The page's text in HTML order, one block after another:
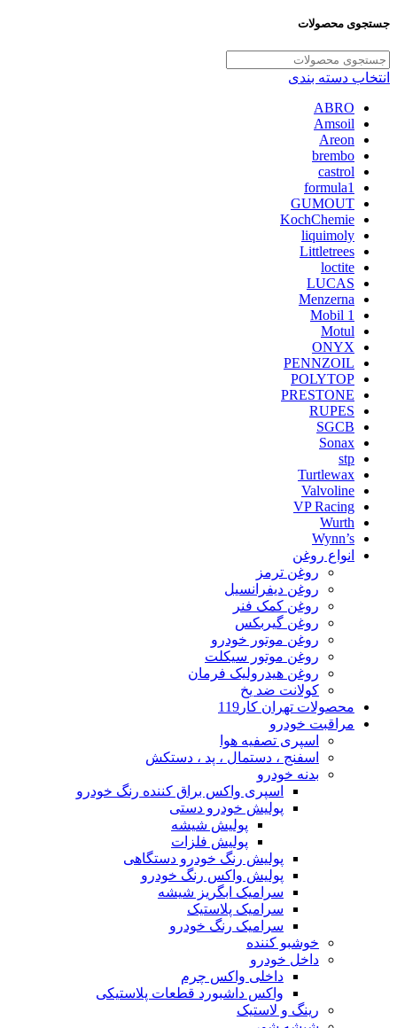
جستجوی محصولات
انتخاب دسته بندی
ABRO
Amsoil
Areon
brembo
castrol
formula1
GUMOUT
KochChemie
liquimoly
Littletrees
loctite
LUCAS
Menzerna
Mobil 1
Motul
ONYX
PENNZOIL
POLYTOP
PRESTONE
RUPES
SGCB
Sonax
stp
Turtlewax
Valvoline
VP Racing
Wurth
Wynn’s
انواع روغن
روغن ترمز
روغن دیفرانسیل
روغن کمک فنر
روغن گیربکس
روغن موتور خودرو
روغن موتور سیکلت
روغن هیدرولیک فرمان
کولانت ضد یخ
محصولات تهران کار119
مراقبت خودرو
اسپری تصفیه هوا
اسفنج ، دستمال ، پد ، دستکش
بدنه خودرو
اسپری واکس براق کننده رنگ خودرو
پولیش خودرو دستی
پولیش شیشه
پولیش فلزات
پولیش رنگ خودرو دستگاهی
پولیش واکس رنگ خودرو
سرامیک ابگریز شیشه
سرامیک پلاستیک
سرامیک رنگ خودرو
خوشبو کننده
داخل خودرو
داخلی واکس چرم
واکس داشبورد قطعات پلاستیکی
رینگ و لاستیک